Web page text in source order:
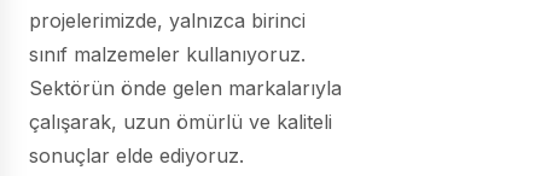
projelerimizde, yalnızca birinci
sınıf malzemeler kullanıyoruz.
Sektörün önde gelen markalarıyla
çalışarak, uzun ömürlü ve kaliteli
sonuçlar elde ediyoruz.